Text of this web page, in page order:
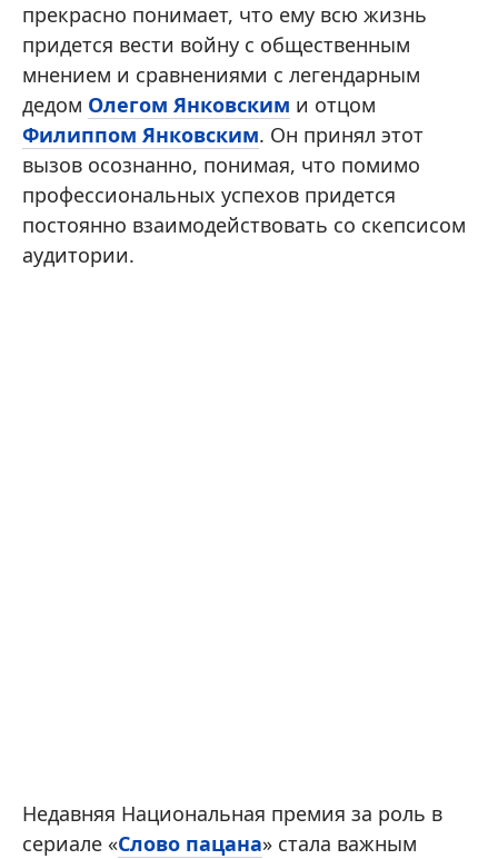
прекрасно понимает, что ему всю жизнь
придется вести войну с общественным
мнением и сравнениями с легендарным
дедом Олегом Янковским и отцом
Филиппом Янковским. Он принял этот
вызов осознанно, понимая, что помимо
профессиональных успехов придется
постоянно взаимодействовать со скепсисом
аудитории.
Недавняя Национальная премия за роль в
сериале «Слово пацана» стала важным